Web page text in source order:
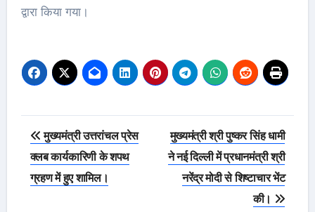
द्वारा किया गया।
Post
navigation
मुख्यमंत्री उत्तरांचल प्रेस
क्लब कार्यकारिणी के शपथ
ग्रहण में हुए शामिल।
मुख्यमंत्री श्री पुष्कर सिंह धामी
ने नई दिल्ली में प्रधानमंत्री श्री
नरेंद्र मोदी से शिष्टाचार भेंट
की।